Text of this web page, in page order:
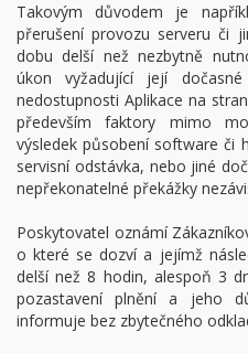
Takovým důvodem je
přerušení provozu serveru či
dobu delší než nezbytně
úkon vyžadující její
nedostupnosti Aplikace na
především faktory mimo
výsledek působení software či
servisní odstávka, nebo jiné
nepřekonatelné překážky
Poskytovatel oznámí
o které se dozví a jejímž
delší než 8 hodin, alespoň 3
pozastavení plnění a jeho
informuje bez zbytečného